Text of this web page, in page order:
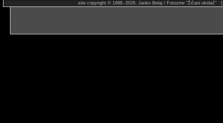
site copyright © 1998.-2026. Janko Belaj / Fotozine "Žičani okidač"